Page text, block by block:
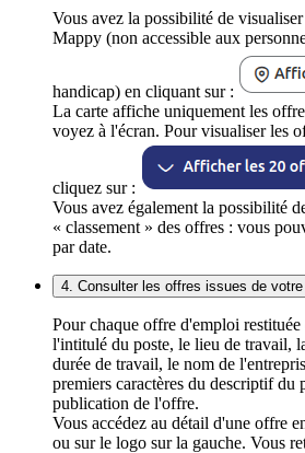
Vous avez la possibilité de
Mappy (non accessible aux
handicap) en cliquant sur :
La carte affiche uniquement les
voyez à l'écran. Pour visualiser les
cliquez sur :
Vous avez également la possibilité
« classement » des offres : vous
par date.
4. Consulter les offres issues de
Pour chaque offre d'emploi
l'intitulé du poste, le lieu de travail,
durée de travail, le nom de
premiers caractères du descriptif du
publication de l'offre.
Vous accédez au détail d'une offre
ou sur le logo sur la gauche. Vous